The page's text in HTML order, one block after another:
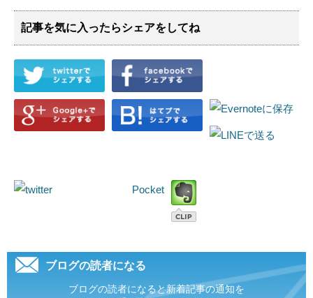
記事を気に入ったらシェアをしてね
Pocket
ブログの読者になる
ブログの読者になると新着記事の通知を